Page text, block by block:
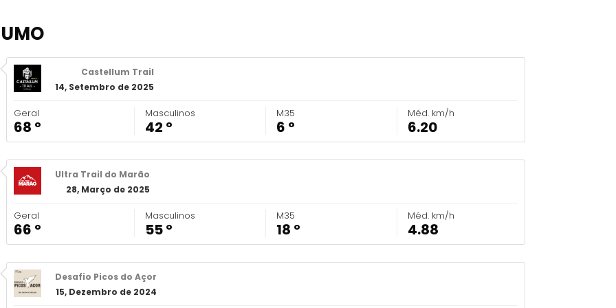
Castellum Trail
14, Setembro de 2025
Geral
68 º
Masculinos
42 º
M35
6 º
Méd. km/h
6.20
Ultra Trail do Marão
28, Março de 2025
Geral
66 º
Masculinos
55 º
M35
18 º
Méd. km/h
4.88
Desafio Picos do Açor
15, Dezembro de 2024